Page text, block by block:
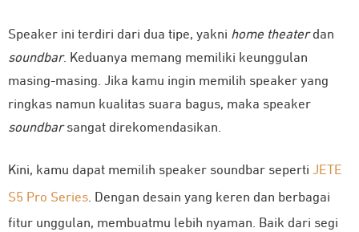
Speaker ini terdiri dari dua tipe, yakni home theaterdan
soundbar. Keduanya memang memiliki keunggulan
masing-masing. Jika kamu ingin memilih speaker yang
ringkas namun kualitas suara bagus, maka speaker
soundbarsangat direkomendasikan.
Kini, kamu dapat memilih speaker soundbar seperti JETE
S5 Pro Series. Dengan desain yang keren dan berbagai
fitur unggulan, membuatmu lebih nyaman. Baik dari segi